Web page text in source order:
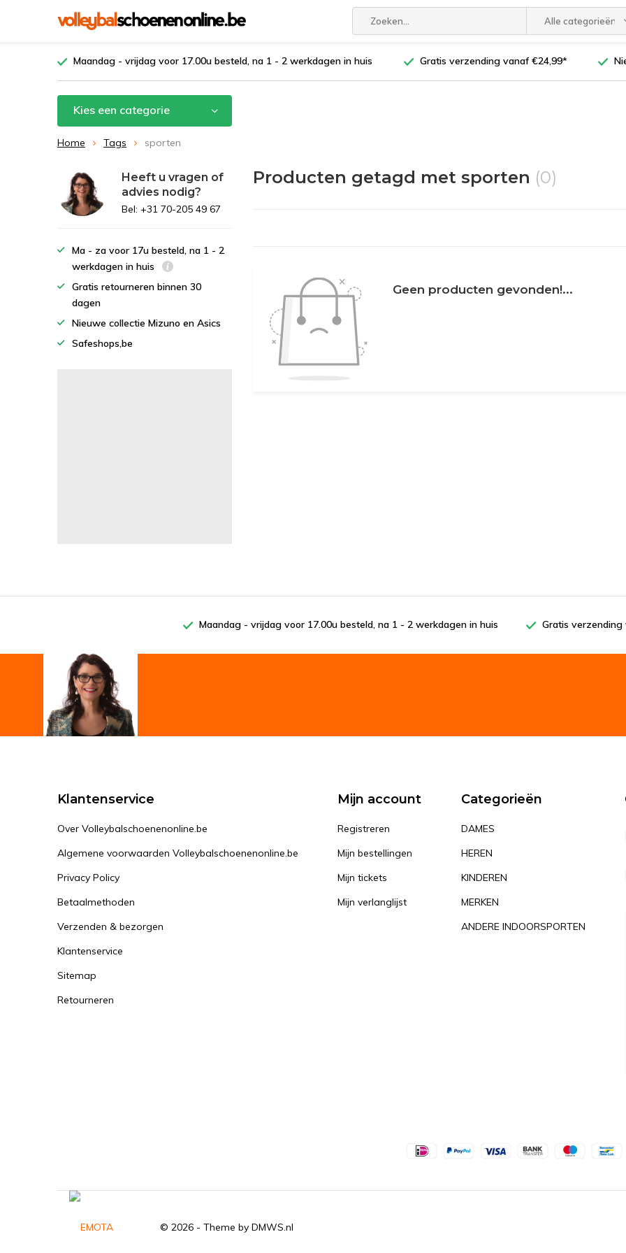
Alle categorieën
Maandag - vrijdag voor 17.00u besteld, na 1 - 2 werkdagen in huis Gratis verzending vanaf €24,99*
Kies een categorie
Home Tags sporten
Producten getagd met sporten (0)
Geen producten gevonden!...
Heeft u vragen of
advies nodig?
Bel: +31 70-205 49 67
Ma - za voor 17u besteld, na 1 - 2
werkdagen in huis
Gratis retourneren binnen 30
dagen
Nieuwe collectie Mizuno en Asics
Safeshops,be
Maandag - vrijdag voor 17.00u besteld, na 1 - 2 werkdagen in huis Gratis
Klantenservice
Over Volleybalschoenenonline.be
Algemene voorwaarden Volleybalschoenenonline.be
Privacy Policy
Betaalmethoden
Verzenden & bezorgen
Klantenservice
Sitemap
Retourneren
Mijn account
Registreren
Mijn bestellingen
Mijn tickets
Mijn verlanglijst
Categorieën
DAMES
HEREN
KINDEREN
MERKEN
ANDERE INDOORSPORTEN
© 2026 - Theme by DMWS.nl